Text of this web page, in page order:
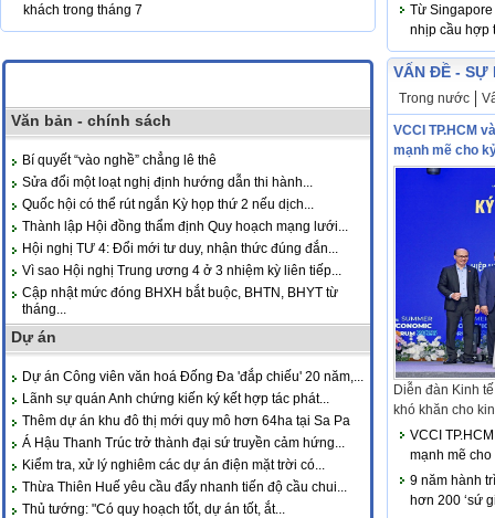
khách trong tháng 7
Từ
nhịp cầu hợp
Văn bản - chính sách
Bí quyết “vào nghề” chẳng lê thê
Sửa đổi một loạt nghị định hướng dẫn thi hành...
Quốc hội có thể rút ngắn Kỳ họp thứ 2 nếu dịch...
Thành lập Hội đồng thẩm định Quy hoạch mạng lưới...
Hội nghị TƯ 4: Đổi mới tư duy, nhận thức đúng đắn...
Vì sao Hội nghị Trung ương 4 ở 3 nhiệm kỳ liên tiếp...
Cập nhật mức đóng BHXH bắt buộc, BHTN, BHYT từ
tháng...
Dự án
Dự án Công viên văn hoá Đống Đa 'đắp chiếu' 20 năm,...
Lãnh sự quán Anh chứng kiến ký kết hợp tác phát...
Thêm dự án khu đô thị mới quy mô hơn 64ha tại Sa Pa
Á Hậu Thanh Trúc trở thành đại sứ truyền cảm hứng...
Kiểm tra, xử lý nghiêm các dự án điện mặt trời có...
Thừa Thiên Huế yêu cầu đẩy nhanh tiến độ cầu chui...
Thủ tướng: "Có quy hoạch tốt, dự án tốt, ắt...
VẤN ĐỀ - SỰ
Trong nước
VCCI TP.HCM
mạnh mẽ cho
Diễn đàn Kinh
khó khăn cho
VCCI
mạnh mẽ
9 năm hành
hơn 200 ‘sứ